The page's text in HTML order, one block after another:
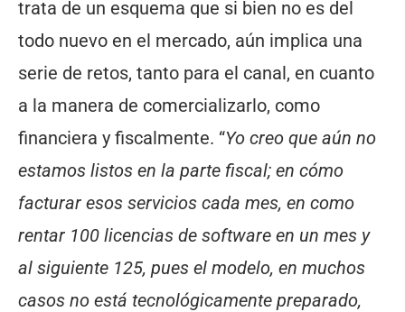
trata de un esquema que si bien no es del
todo nuevo en el mercado, aún implica una
serie de retos, tanto para el canal, en cuanto
a la manera de comercializarlo, como
financiera y fiscalmente. “Yo creo que aún no
estamos listos en la parte fiscal; en cómo
facturar esos servicios cada mes, en como
rentar 100 licencias de software en un mes y
al siguiente 125, pues el modelo, en muchos
casos no está tecnológicamente preparado,